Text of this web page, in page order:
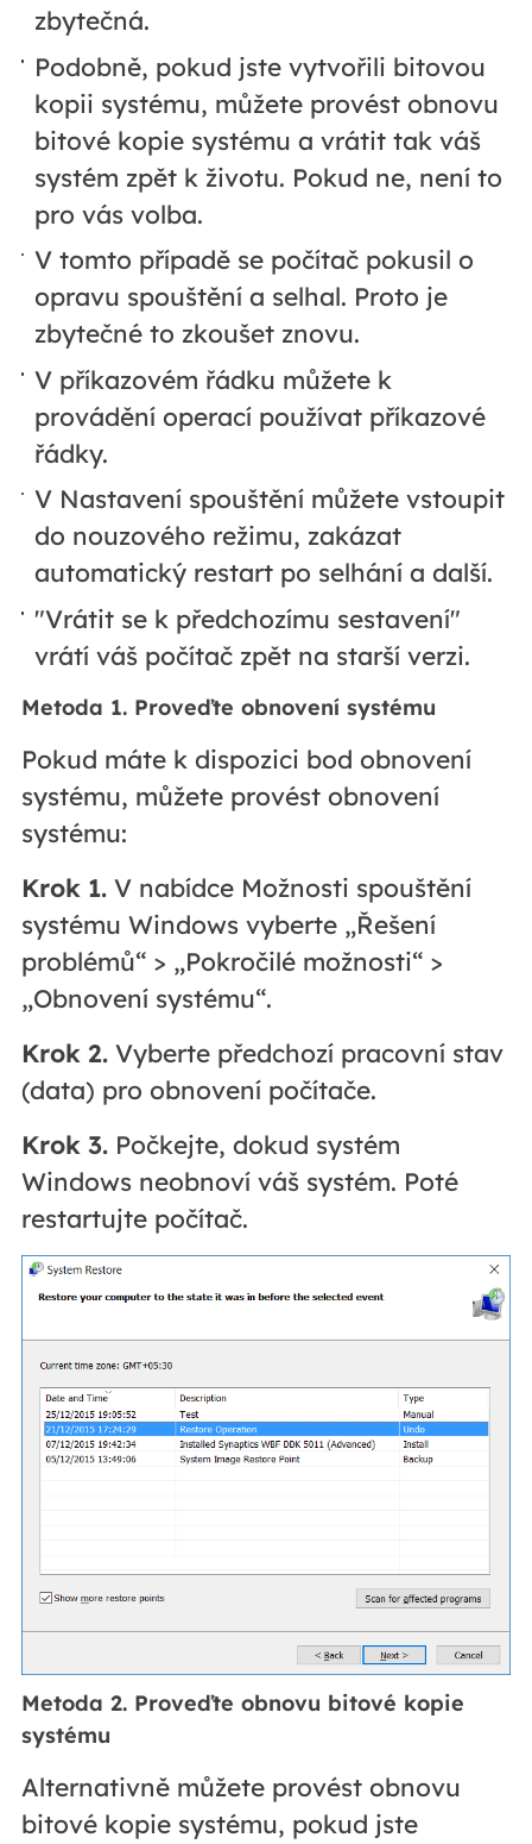
zbytečná.
Podobně, pokud jste vytvořili bitovou
kopii systému, můžete provést obnovu
bitové kopie systému a vrátit tak váš
systém zpět k životu. Pokud ne, není to
pro vás volba.
V tomto případě se počítač pokusil o
opravu spouštění a selhal. Proto je
zbytečné to zkoušet znovu.
V příkazovém řádku můžete k
provádění operací používat příkazové
řádky.
V Nastavení spouštění můžete vstoupit
do nouzového režimu, zakázat
automatický restart po selhání a další.
"Vrátit se k předchozímu sestavení"
vrátí váš počítač zpět na starší verzi.
Metoda 1. Proveďte obnovení systému
Pokud máte k dispozici bod obnovení
systému, můžete provést obnovení
systému:
Krok 1.V nabídce Možnosti spouštění
systému Windows vyberte „Řešení
problémů“ > „Pokročilé možnosti“ >
„Obnovení systému“.
Krok 2.Vyberte předchozí pracovní stav
(data) pro obnovení počítače.
Krok 3.Počkejte, dokud systém
Windows neobnoví váš systém. Poté
restartujte počítač.
Metoda 2. Proveďte obnovu bitové kopie
systému
Alternativně můžete provést obnovu
bitové kopie systému, pokud jste